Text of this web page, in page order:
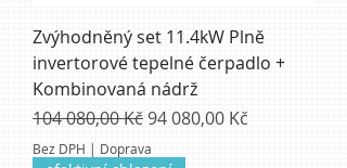
Zvýhodněný set 11.4kW Plně
invertorové tepelné čerpadlo +
Kombinovaná nádrž
Běžná cena
104 080,00 KčZvýhodněná cena
94 080,00 Kč
Bez DPH | Doprava